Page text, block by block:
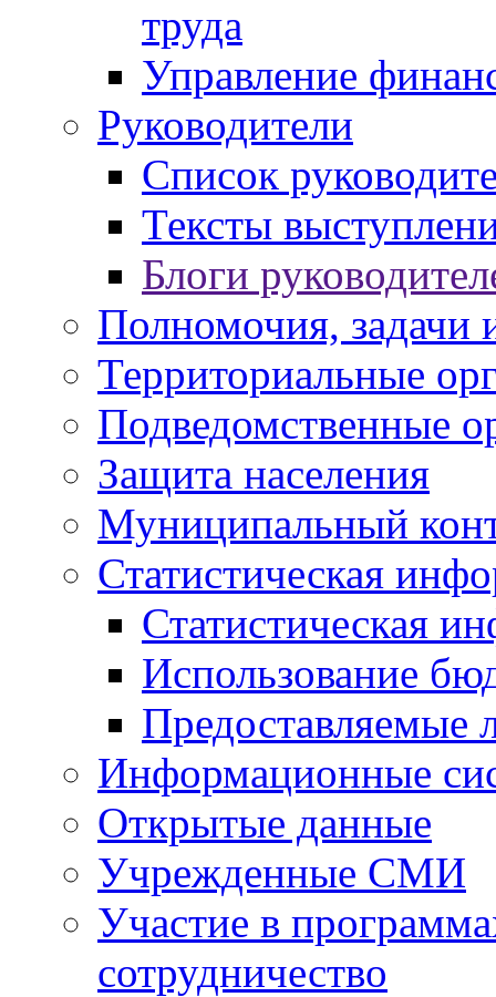
труда
Управление
Руководители
Список
Тексты
Блоги
Полномочия, задачи
Территориальные
Подведомственные
Защита населения
Муниципальный
Статистическая
Статистическая
Использование
Предоставляемые
Информационные
Открытые данные
Учрежденные СМИ
Участие в
сотрудничество